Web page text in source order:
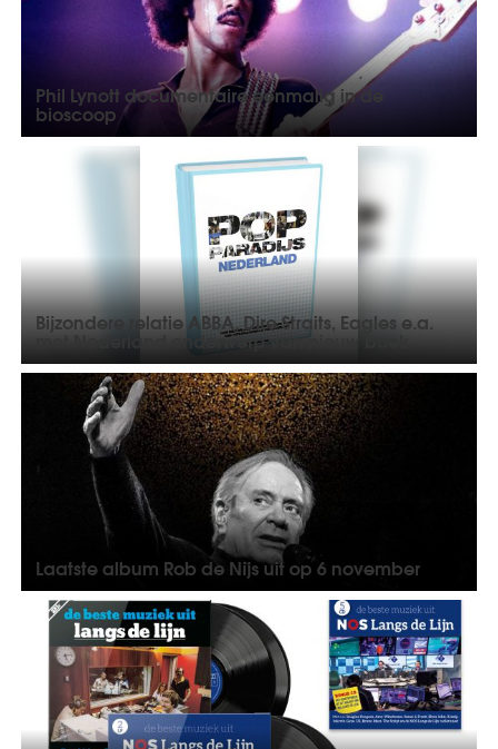
Phil Lynott documentaire eenmalig in de
bioscoop
Bijzondere relatie ABBA, Dire Straits, Eagles e.a.
met Nederland onderwerp van nieuw boek
Laatste album Rob de Nijs uit op 6 november